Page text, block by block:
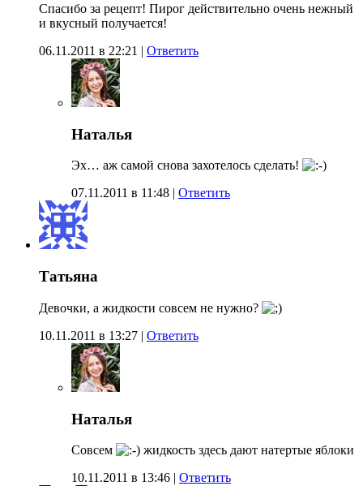
Спасибо за рецепт! Пирог действительно очень нежный
и вкусный получается!
06.11.2011 в 22:21 | Ответить
Наталья
Эх… аж самой снова захотелось сделать!
07.11.2011 в 11:48 | Ответить
Татьяна
Девочки, а жидкости совсем не нужно?
10.11.2011 в 13:27 | Ответить
Наталья
Совсем
жидкость здесь дают натертые яблоки
10.11.2011 в 13:46 | Ответить